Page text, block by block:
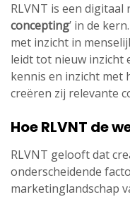
RLVNT is een digitaal
concepting’ in de
met inzicht in
leidt tot nieuw inzicht
kennis en inzicht met
creëren zij relevante
Hoe RLVNT de
RLVNT gelooft dat
onderscheidende
marketinglandschap